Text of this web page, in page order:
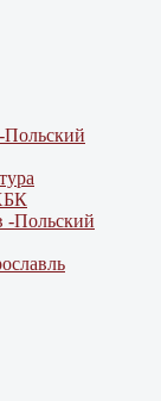
Польский
-Польский